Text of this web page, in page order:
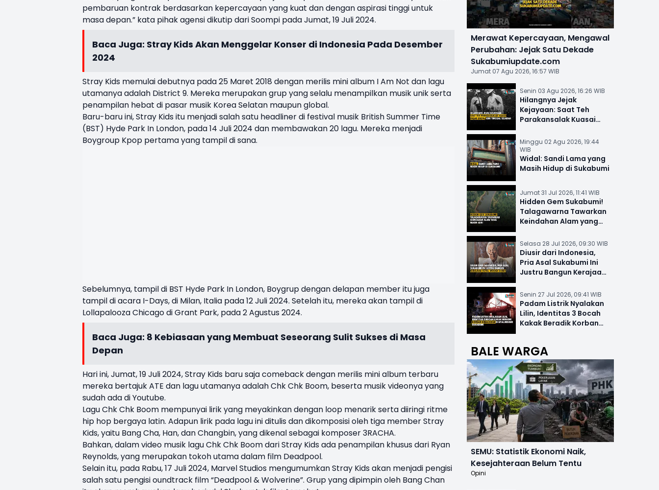
pembaruan kontrak berdasarkan kepercayaan yang kuat dan dengan aspirasi tinggi untuk
masa depan.” kata pihak agensi dikutip dari Soompi pada Jumat, 19 Juli 2024.
Baca Juga: Stray Kids Akan Menggelar Konser di Indonesia Pada Desember
2024
Stray Kids memulai debutnya pada 25 Maret 2018 dengan merilis mini album I Am Not dan lagu
utamanya adalah District 9. Mereka merupakan grup yang selalu menampilkan musik unik serta
penampilan hebat di pasar musik Korea Selatan maupun global.
Baru-baru ini, Stray Kids itu menjadi salah satu headliner di festival musik British Summer Time
(BST) Hyde Park In London, pada 14 Juli 2024 dan membawakan 20 lagu. Mereka menjadi
Boygroup Kpop pertama yang tampil di sana.
Sebelumnya, tampil di BST Hyde Park In London, Boygrup dengan delapan member itu juga
tampil di acara I-Days, di Milan, Italia pada 12 Juli 2024. Setelah itu, mereka akan tampil di
Lollapalooza Chicago di Grant Park, pada 2 Agustus 2024.
Baca Juga: 8 Kebiasaan yang Membuat Seseorang Sulit Sukses di Masa
Depan
Hari ini, Jumat, 19 Juli 2024, Stray Kids baru saja comeback dengan merilis mini album terbaru
mereka bertajuk ATE dan lagu utamanya adalah Chk Chk Boom, beserta musik videonya yang
sudah ada di Youtube.
Lagu Chk Chk Boom mempunyai lirik yang meyakinkan dengan loop menarik serta diiringi ritme
hip hop bergaya latin. Adapun lirik pada lagu ini ditulis dan dikomposisi oleh tiga member Stray
Kids, yaitu Bang Cha, Han, dan Changbin, yang dikenal sebagai komposer 3RACHA.
Bahkan, dalam video musik lagu Chk Chk Boom dari Stray Kids ada penampilan khusus dari Ryan
Reynolds, yang merupakan tokoh utama dalam film Deadpool.
Selain itu, pada Rabu, 17 Juli 2024, Marvel Studios mengumumkan Stray Kids akan menjadi pengisi
salah satu pengisi oundtrack film “Deadpool & Wolverine”. Grup yang dipimpin oleh Bang Chan
Merawat Kepercayaan, Mengawal
Perubahan: Jejak Satu Dekade
Sukabumiupdate.com
Jumat 07 Agu 2026, 16:57 WIB
Senin 03 Agu 2026, 16:26 WIB
Hilangnya Jejak
Kejayaan: Saat Teh
Parakansalak Kuasai
Sejarah
Minggu 02 Agu 2026, 19:44
WIB
Widal: Sandi Lama yang
Masih Hidup di Sukabumi
Jumat 31 Jul 2026, 11:41 WIB
Hidden Gem Sukabumi!
Talagawarna Tawarkan
Keindahan Alam yang
Selasa 28 Jul 2026, 09:30 WIB
Diusir dari Indonesia,
Pria Asal Sukabumi Ini
Justru Bangun Kerajaan
Senin 27 Jul 2026, 09:41 WIB
Padam Listrik Nyalakan
Lilin, Identitas 3 Bocah
Kakak Beradik Korban
BALE WARGA
SEMU: Statistik Ekonomi Naik,
Kesejahteraan Belum Tentu
Opini